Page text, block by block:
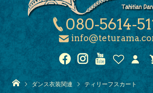
080-5614-
ダンス衣装関連 ティリーフスカート